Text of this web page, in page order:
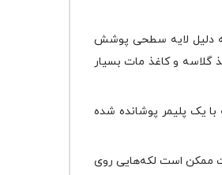
دلیل لایه سطحی پوشش
و کاغذ مات بسیار
یک پلیمر پوشانده شده
ممکن است لکه‌هایی روی